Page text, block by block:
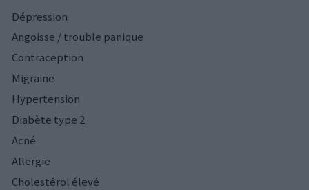
Dépression
Angoisse / trouble panique
Contraception
Migraine
Hypertension
Diabète type 2
Acné
Allergie
Cholestérol élevé